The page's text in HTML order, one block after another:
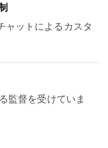
ャットによるカスタ
監督を受けていま